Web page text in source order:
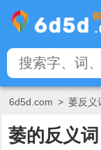
6d5d.com > 萎反义
萎的反义词